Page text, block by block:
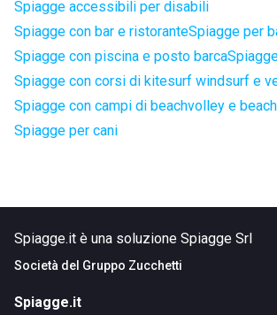
Spiagge accessibili per disabili
Spiagge con bar e ristoranteSpiagge per
Spiagge con piscina e posto barca
Spiagge con corsi di kitesurf windsurf e
Spiagge con campi di beachvolley e
Spiagge per cani
Spiagge.it è una soluzione Spiagge Srl
Società del Gruppo Zucchetti
Spiagge.it